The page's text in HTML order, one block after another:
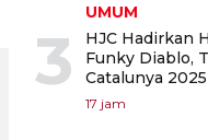
3
UMUM
HJC Hadirkan
Funky Diablo,
Catalunya 2025
17 jam